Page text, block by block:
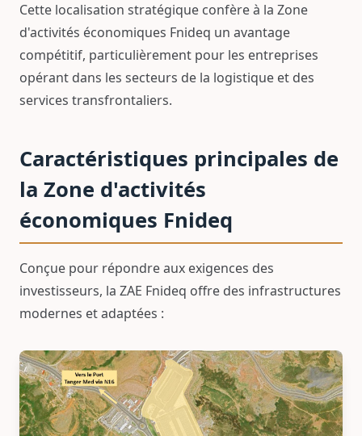
Cette localisation stratégique confère à la Zone
d'activités économiques Fnideq un avantage
compétitif, particulièrement pour les entreprises
opérant dans les secteurs de la logistique et des
services transfrontaliers.
Caractéristiques principales de
la Zone d'activités
économiques Fnideq
Conçue pour répondre aux exigences des
investisseurs, la ZAE Fnideq offre des infrastructures
modernes et adaptées :